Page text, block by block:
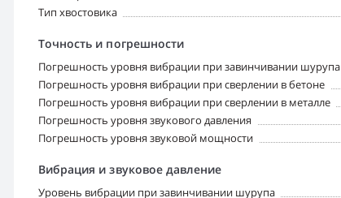
Тип хвостовика
Точность и погрешности
Погрешность уровня вибрации при завинчивании шурупа
Погрешность уровня вибрации при сверлении в бетоне
Погрешность уровня вибрации при сверлении в металле
Погрешность уровня звукового давления
Погрешность уровня звуковой мощности
Вибрация и звуковое давление
Уровень вибрации при завинчивании шурупа